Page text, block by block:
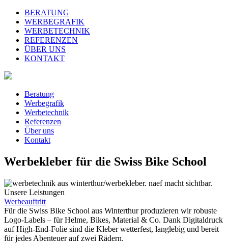
BERATUNG
WERBEGRAFIK
WERBETECHNIK
REFERENZEN
ÜBER UNS
KONTAKT
Beratung
Werbegrafik
Werbetechnik
Referenzen
Über uns
Kontakt
Werbekleber für die Swiss Bike School
Unsere Leistungen
Werbeauftritt
Für die Swiss Bike School aus Winterthur produzieren wir robuste
Logo-Labels – für Helme, Bikes, Material & Co. Dank Digitaldruck
auf High-End-Folie sind die Kleber wetterfest, langlebig und bereit
für jedes Abenteuer auf zwei Rädern.